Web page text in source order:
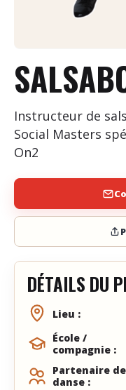
Instructeur de
Social Masters
On2
DÉTAILS DU
Lieu :
École /
compagnie :
Partenaire de
danse :